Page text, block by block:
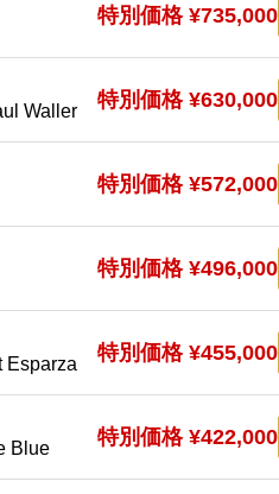
特別価格 ¥735,000
Waller 特別価格 ¥630,000
特別価格 ¥572,000
特別価格 ¥496,000
Esparza 特別価格 ¥455,000
Blue 特別価格 ¥422,000